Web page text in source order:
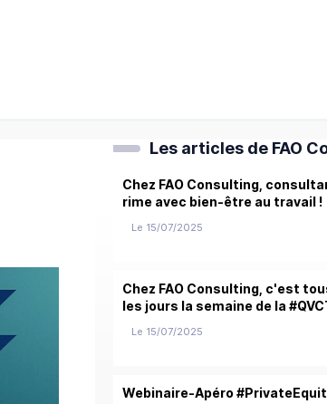
Les articles de FAO
Chez FAO Consulting,
rime avec bien-être au travail !
Le 15/07/2025
Chez FAO Consulting, c'est
les jours la semaine de la
Le 15/07/2025
Webinaire-Apéro